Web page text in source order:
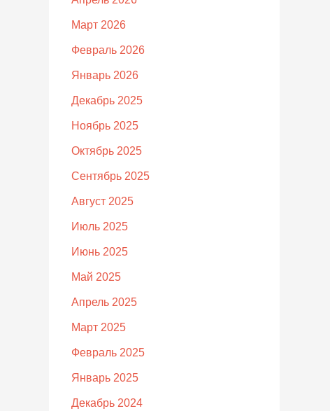
Март 2026
Февраль 2026
Январь 2026
Декабрь 2025
Ноябрь 2025
Октябрь 2025
Сентябрь 2025
Август 2025
Июль 2025
Июнь 2025
Май 2025
Апрель 2025
Март 2025
Февраль 2025
Январь 2025
Декабрь 2024